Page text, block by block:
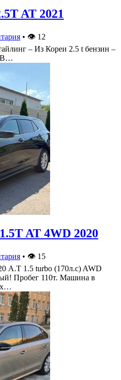
AT 2021
• 👁 12
– Из Кореи 2.5 t бензин –
В…
AT 4WD 2020
• 👁 15
А.Т 1.5 turbo (170л.с) AWD
Пробег 110т. Машина в